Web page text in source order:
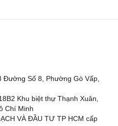
Đường Số 8, Phường Gò Vấp,
Khu biệt thự Thạnh Xuân,
Chí Minh
VÀ ĐẦU TƯ TP HCM cấp